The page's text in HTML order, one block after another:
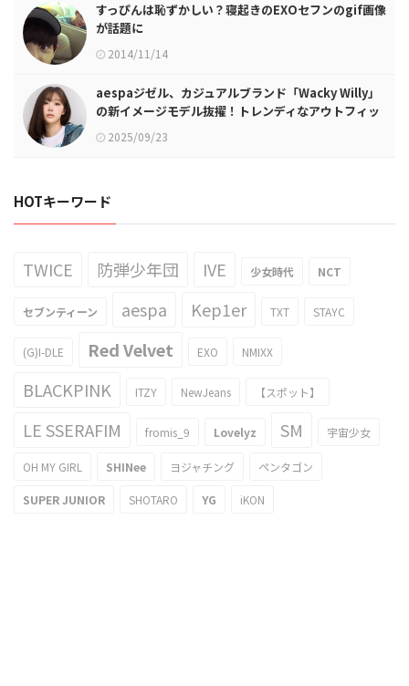
すっぴんは恥ずかしい？寝起きのEXOセフンのgif画像
が話題に
2014/11/14
aespaジゼル、カジュアルブランド「Wacky Willy」
の新イメージモデル抜擢！トレンディなアウトフィッ
ト提案
2025/09/23
HOTキーワード
TWICE 防弾少年団 IVE 少女時代 NCT
セブンティーン aespa Kep1er TXT STAYC
(G)I-DLE Red Velvet EXO NMIXX
BLACKPINK ITZY NewJeans 【スポット】
LE SSERAFIM fromis_9 Lovelyz SM 宇宙少女
OH MY GIRL SHINee ヨジャチング ペンタゴン
SUPER JUNIOR SHOTARO YG iKON